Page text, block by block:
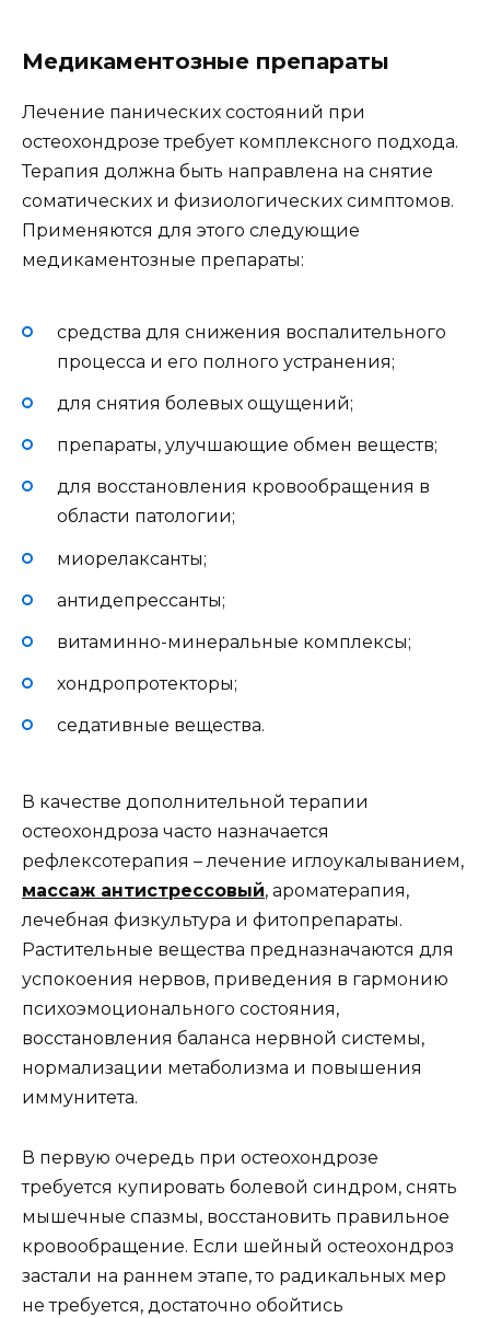
Медикаментозные препараты
Лечение панических состояний при
остеохондрозе требует комплексного подхода.
Терапия должна быть направлена на снятие
соматических и физиологических симптомов.
Применяются для этого следующие
медикаментозные препараты:
средства для снижения воспалительного
процесса и его полного устранения;
для снятия болевых ощущений;
препараты, улучшающие обмен веществ;
для восстановления кровообращения в
области патологии;
миорелаксанты;
антидепрессанты;
витаминно-минеральные комплексы;
хондропротекторы;
седативные вещества.
В качестве дополнительной терапии
остеохондроза часто назначается
рефлексотерапия – лечение иглоукалыванием,
массаж антистрессовый, ароматерапия,
лечебная физкультура и фитопрепараты.
Растительные вещества предназначаются для
успокоения нервов, приведения в гармонию
психоэмоционального состояния,
восстановления баланса нервной системы,
нормализации метаболизма и повышения
иммунитета.
В первую очередь при остеохондрозе
требуется купировать болевой синдром, снять
мышечные спазмы, восстановить правильное
кровообращение. Если шейный остеохондроз
застали на раннем этапе, то радикальных мер
не требуется, достаточно обойтись